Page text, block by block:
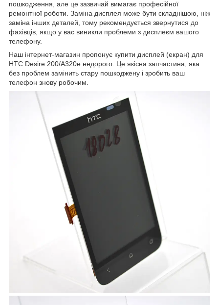
пошкодження, але це зазвичай вимагає професійної
ремонтної роботи. Заміна дисплея може бути складнішою, ніж
заміна інших деталей, тому рекомендується звернутися до
фахівців, якщо у вас виникли проблеми з дисплеєм вашого
телефону.
Наш інтернет-магазин пропонує купити дисплей (екран) для
HTC Desire 200/A320e недорого. Це якісна запчастина, яка
без проблем замінить стару пошкоджену і зробить ваш
телефон знову робочим.